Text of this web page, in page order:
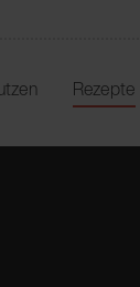
Rezepte